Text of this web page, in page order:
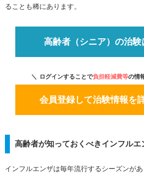
ることも稀にあります。
高齢者（シニア）の治験
ログインすることで負担軽減費等の情
会員登録して治験情報を
高齢者が知っておくべきインフルエ
インフルエンザは毎年流行するシーズンが